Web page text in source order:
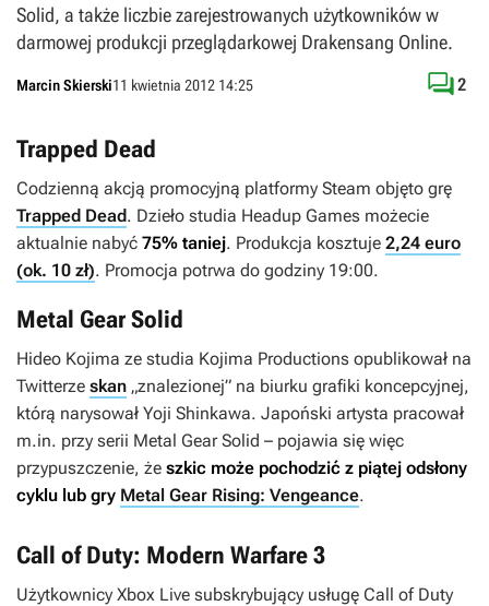
Solid, a także liczbie zarejestrowanych użytkowników w
darmowej produkcji przeglądarkowej Drakensang Online.
Marcin Skierski11 kwietnia 2012 14:25 2
Trapped Dead
Codzienną akcją promocyjną platformy Steam objęto grę
Trapped Dead. Dzieło studia Headup Games możecie
aktualnie nabyć 75% taniej. Produkcja kosztuje 2,24 euro
(ok. 10 zł). Promocja potrwa do godziny 19:00.
Metal Gear Solid
Hideo Kojima ze studia Kojima Productions opublikował na
Twitterze skan „znalezionej” na biurku grafiki koncepcyjnej,
którą narysował Yoji Shinkawa. Japoński artysta pracował
m.in. przy serii Metal Gear Solid – pojawia się więc
przypuszczenie, że szkic może pochodzić z piątej odsłony
cyklu lub gry Metal Gear Rising: Vengeance.
Call of Duty: Modern Warfare 3
Użytkownicy Xbox Live subskrybujący usługę Call of Duty